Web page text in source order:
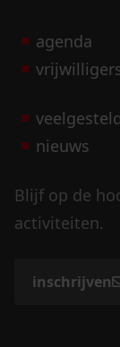
agenda
nieuws
Blijf op de
activiteiten.
inschrijven